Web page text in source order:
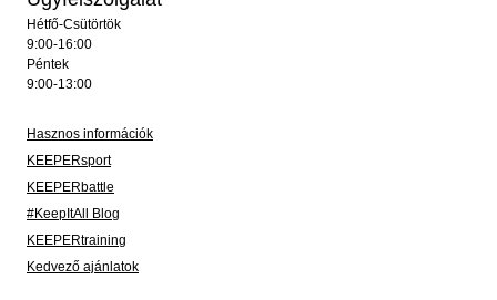
Hétfő-Csütörtök
9:00-16:00
Péntek
9:00-13:00
Hasznos információk
KEEPERsport
KEEPERbattle
#KeepItAll Blog
KEEPERtraining
Kedvező ajánlatok